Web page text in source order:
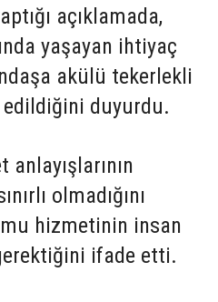
açıklamada,
yaşayan ihtiyaç
akülü tekerlekli
duyurdu.
anlayışlarının
olmadığını
hizmetinin insan
ifade etti.